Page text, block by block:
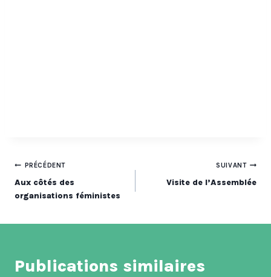
Navigation
de
l’article
PRÉCÉDENT
Aux côtés des
organisations féministes
SUIVANT
Visite de l’Assemblée
Publications similaires